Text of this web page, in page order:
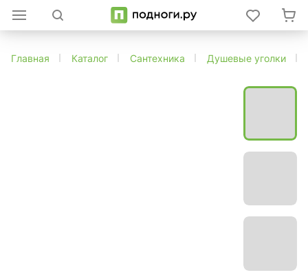
Главная Каталог Сантехника Душевые уголки